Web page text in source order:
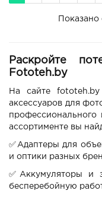
Раскройте
Fototeh.by
На сайте fototeh.by
аксессуаров для
профессионального
ассортименте вы
✅Адаптеры для
и оптики разных
✅ Аккумуляторы и
бесперебойную